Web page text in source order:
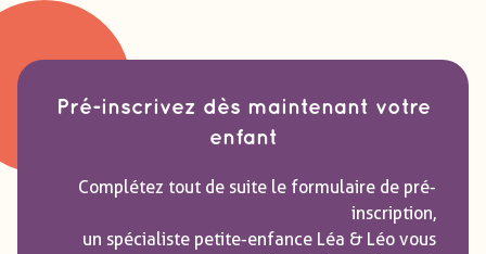
Pré-inscrivez dès maintenant votre
enfant
Complétez tout de suite le formulaire de pré-
inscription,
un spécialiste petite-enfance Léa & Léo vous